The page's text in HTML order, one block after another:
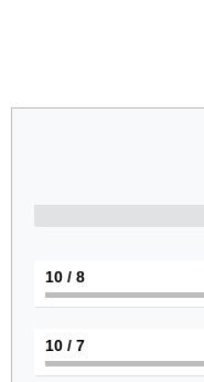
8
/ 10
7
/ 10